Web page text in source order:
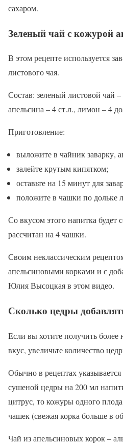
сахаром.
Зеленый чай с кожурой
В этом рецепте используется
листового чая.
Состав: зеленый листовой чай
апельсина – 4 ст.л., лимон – 4
Приготовление:
выложите в чайник заварку,
залейте крутым кипятком;
оставьте на 15 минут для
положите в чашки по дольке
Со вкусом этого напитка будет
рассчитан на 4 чашки.
Своим неклассическим
апельсиновыми корками и с
Юлия Высоцкая в этом видео.
Сколько цедры
Если вы хотите получить
вкус, увеличьте количество
Обычно в рецептах
сушеной цедры на 200 мл
цитрус, то кожуры одного
чашек (свежая корка больше в
Чай из апельсиновых корок –